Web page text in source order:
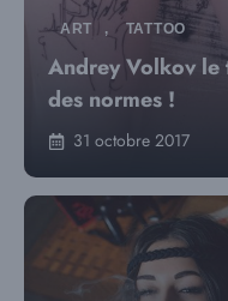
ART , TATTOO
Andrey Volkov le
des normes !
31 octobre 2017